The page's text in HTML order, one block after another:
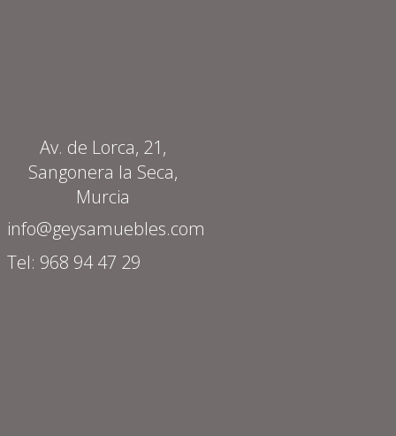
Av. de Lorca, 21,
Sangonera la Seca,
Murcia
info@geysamuebles.com
Tel: 968 94 47 29